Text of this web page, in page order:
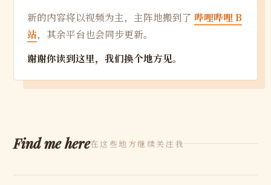
新的内容将以视频为主，主阵地搬到了 哔哩哔哩 B
站，其余平台也会同步更新。
谢谢你读到这里，我们换个地方见。
Find me here在这些地方继续关注我